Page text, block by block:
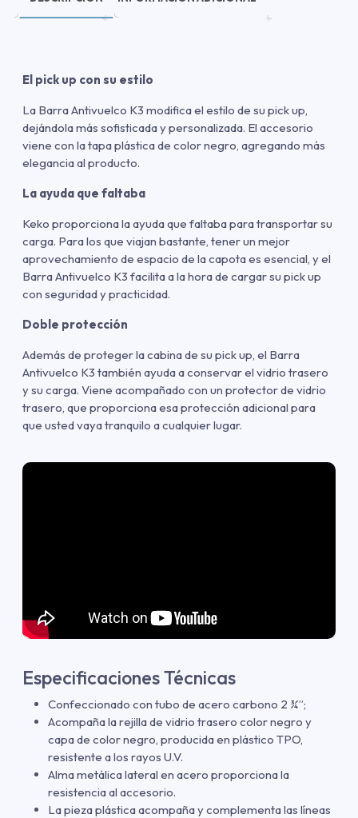
El pick up con su estilo
La Barra Antivuelco K3 modifica el estilo de su pick up,
dejándola más sofisticada y personalizada. El accesorio
viene con la tapa plástica de color negro, agregando más
elegancia al producto.
La ayuda que faltaba
Keko proporciona la ayuda que faltaba para transportar su
carga. Para los que viajan bastante, tener un mejor
aprovechamiento de espacio de la capota es esencial, y el
Barra Antivuelco K3 facilita a la hora de cargar su pick up
con seguridad y practicidad.
Doble protección
Además de proteger la cabina de su pick up, el Barra
Antivuelco K3 también ayuda a conservar el vidrio trasero
y su carga. Viene acompañado con un protector de vidrio
trasero, que proporciona esa protección adicional para
que usted vaya tranquilo a cualquier lugar.
Especificaciones Técnicas
Confeccionado con tubo de acero carbono 2 ¾”;
Acompaña la rejilla de vidrio trasero color negro y
capa de color negro, producida en plástico TPO,
resistente a los rayos U.V.
Alma metálica lateral en acero proporciona la
resistencia al accesorio.
La pieza plástica acompaña y complementa las líneas